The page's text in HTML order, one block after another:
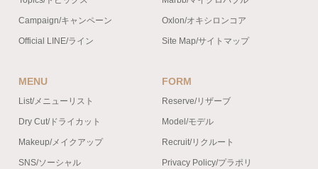
Campaign/キャンペーン
Official LINE/ライン
Oxlon/オキシロンコア
Site Map/サイトマップ
MENU
List/メニューリスト
Dry Cut/ドライカット
Makeup/メイクアップ
SNS/ソーシャル
FORM
Reserve/リザーブ
Model/モデル
Recruit/リクルート
Privacy Policy/プラポリ